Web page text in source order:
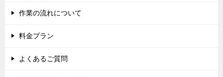
作業の流れについて
料金プラン
よくあるご質問